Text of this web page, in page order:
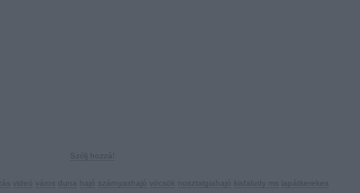
Szólj hozzá!
szárnyashajó nosztalgiahajó kisfaludy ms